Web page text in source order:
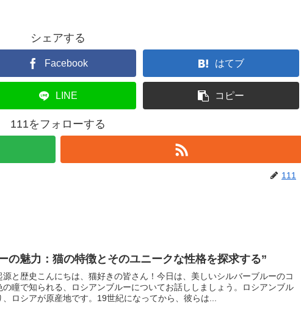
シェアする
Facebook はてブ
LINE コピー
111をフォローする
111
の魅力：猫の特徴とそのユニークな性格を探求する”
源と歴史こんにちは、猫好きの皆さん！今日は、美しいシルバーブルーのコ
の瞳で知られる、ロシアンブルーについてお話ししましょう。ロシアンブル
ロシアが原産地です。19世紀になってから、彼らは...